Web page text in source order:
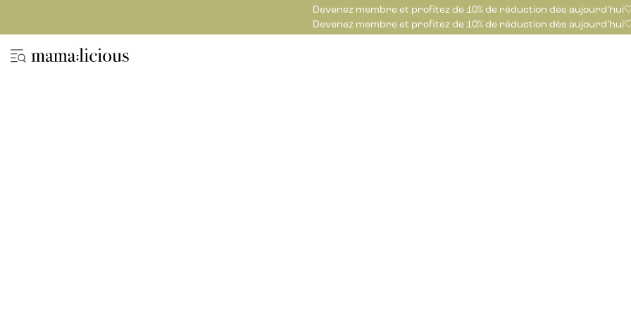
Devenez membre et profitez de 10% de réduction dès
Devenez membre et profitez de 10% de réduction dès